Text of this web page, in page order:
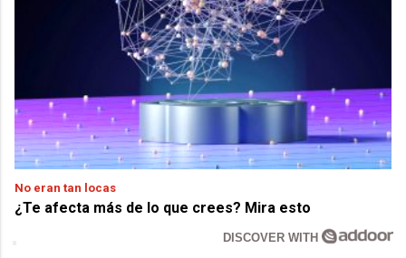
No eran tan locas
¿Te afecta más de lo que crees? Mira esto
DISCOVER WITH